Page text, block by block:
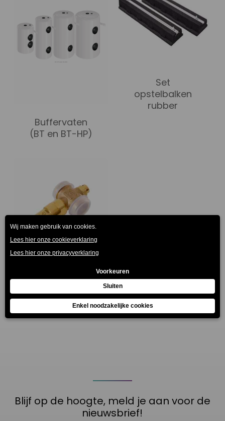
Buffervaten
(BT en BT-HP)
Set
opstelbalken
rubber
Vorstbeveiligingsklep
Blijf op de hoogte, meld je aan voor de
nieuwsbrief!